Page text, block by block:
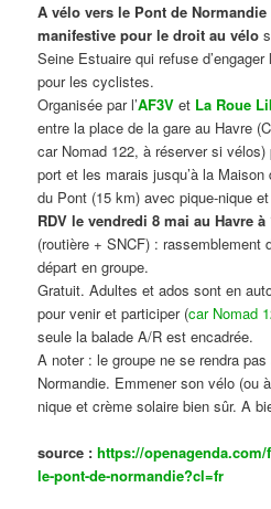
A vélo vers le Pont de
manifestive pour le droit au vélo
Seine Estuaire qui refuse
pour les cyclistes.
Organisée par l’AF3V et La Roue
entre la place de la gare au Havre
car Nomad 122, à réserver si
port et les marais jusqu’à la
du Pont (15 km) avec pique-nique
RDV le vendredi 8 mai au Havre à
(routière + SNCF) :
départ en groupe.
Gratuit. Adultes et ados sont en
pour venir et participer (car Nomad
seule la balade A/R est encadrée.
A noter : le groupe ne se rendra
Normandie. Emmener son vélo (ou
nique et crème solaire bien sûr. A
source :https://
le-pont-de-normandie?cl=fr